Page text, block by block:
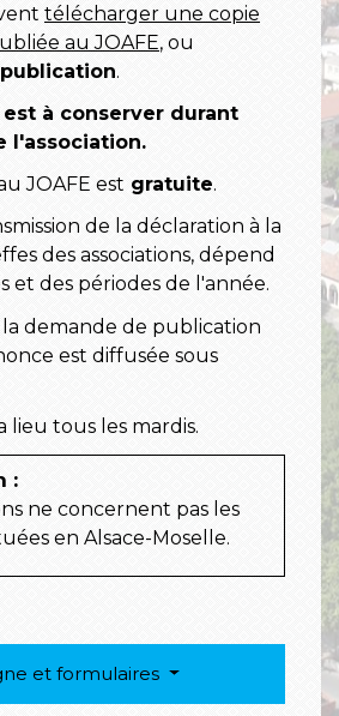
télécharger une copie
au JOAFE, ou
.
à conserver durant
l'association.
JOAFE est gratuite.
de la déclaration à la
des associations, dépend
et des périodes de l'année.
demande de publication
est diffusée sous
lieu tous les mardis.
:
ne concernent pas les
en Alsace-Moselle.
et formulaires